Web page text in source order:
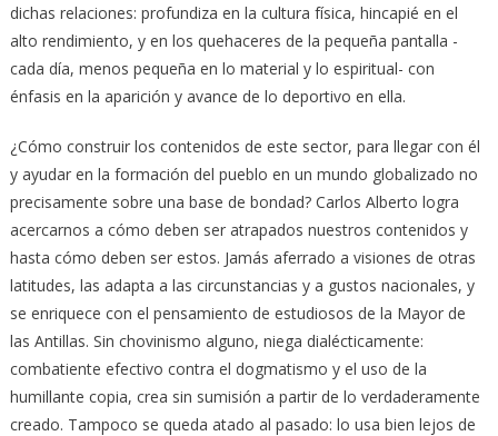
dichas relaciones: profundiza en la cultura física, hincapié en el
alto rendimiento, y en los quehaceres de la pequeña pantalla -
cada día, menos pequeña en lo material y lo espiritual- con
énfasis en la aparición y avance de lo deportivo en ella.
¿Cómo construir los contenidos de este sector, para llegar con él
y ayudar en la formación del pueblo en un mundo globalizado no
precisamente sobre una base de bondad? Carlos Alberto logra
acercarnos a cómo deben ser atrapados nuestros contenidos y
hasta cómo deben ser estos. Jamás aferrado a visiones de otras
latitudes, las adapta a las circunstancias y a gustos nacionales, y
se enriquece con el pensamiento de estudiosos de la Mayor de
las Antillas. Sin chovinismo alguno, niega dialécticamente:
combatiente efectivo contra el dogmatismo y el uso de la
humillante copia, crea sin sumisión a partir de lo verdaderamente
creado. Tampoco se queda atado al pasado: lo usa bien lejos de